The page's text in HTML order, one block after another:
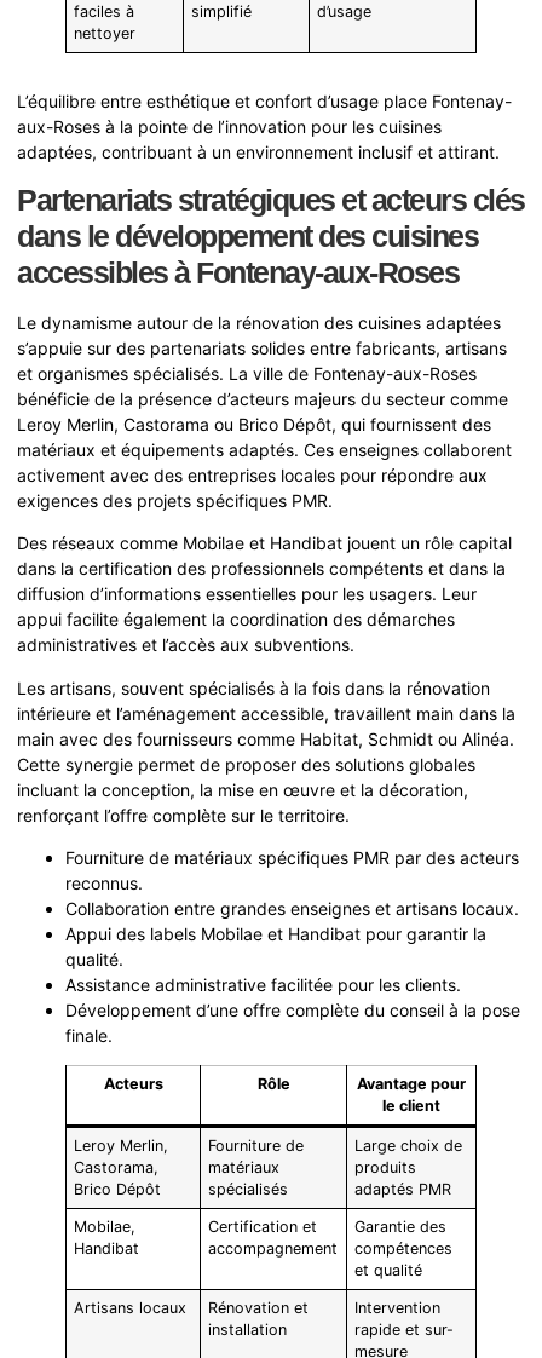
faciles à
nettoyer
simplifié
d’usage
L’équilibre entre esthétique et confort d’usage place Fontenay-
aux-Roses à la pointe de l’innovation pour les cuisines
adaptées, contribuant à un environnement inclusif et attirant.
Partenariats stratégiques et acteurs clés
dans le développement des cuisines
accessibles à Fontenay-aux-Roses
Le dynamisme autour de la rénovation des cuisines adaptées
s’appuie sur des partenariats solides entre fabricants, artisans
et organismes spécialisés. La ville de Fontenay-aux-Roses
bénéficie de la présence d’acteurs majeurs du secteur comme
Leroy Merlin, Castorama ou Brico Dépôt, qui fournissent des
matériaux et équipements adaptés. Ces enseignes collaborent
activement avec des entreprises locales pour répondre aux
exigences des projets spécifiques PMR.
Des réseaux comme Mobilae et Handibat jouent un rôle capital
dans la certification des professionnels compétents et dans la
diffusion d’informations essentielles pour les usagers. Leur
appui facilite également la coordination des démarches
administratives et l’accès aux subventions.
Les artisans, souvent spécialisés à la fois dans la rénovation
intérieure et l’aménagement accessible, travaillent main dans la
main avec des fournisseurs comme Habitat, Schmidt ou Alinéa.
Cette synergie permet de proposer des solutions globales
incluant la conception, la mise en œuvre et la décoration,
renforçant l’offre complète sur le territoire.
Fourniture de matériaux spécifiques PMR par des acteurs
reconnus.
Collaboration entre grandes enseignes et artisans locaux.
Appui des labels Mobilae et Handibat pour garantir la
qualité.
Assistance administrative facilitée pour les clients.
Développement d’une offre complète du conseil à la pose
finale.
Acteurs Rôle
Avantage pour
le client
Leroy Merlin,
Castorama,
Brico Dépôt
Fourniture de
matériaux
spécialisés
Large choix de
produits
adaptés PMR
Mobilae,
Handibat
Certification et
accompagnement
Garantie des
compétences
et qualité
Artisans locaux
Rénovation et
installation
Intervention
rapide et sur-
mesure